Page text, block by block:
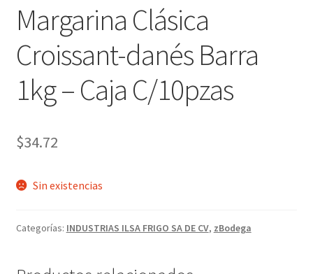
Margarina Clásica
Croissant-danés Barra
1kg – Caja C/10pzas
$34.72
Sin existencias
Categorías: INDUSTRIAS ILSA FRIGO SA DE CV, zBodega